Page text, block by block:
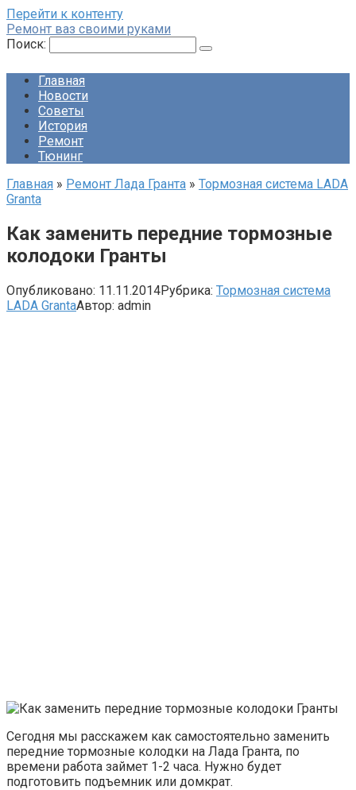
Перейти к контенту
Ремонт ваз своими руками
Поиск:
Главная
Новости
Советы
История
Ремонт
Тюнинг
Главная » Ремонт Лада Гранта » Тормозная система LADA
Granta
Как заменить передние тормозные
колодоки Гранты
Опубликовано: 11.11.2014Рубрика: Тормозная система
LADA GrantaАвтор: admin
Сегодня мы расскажем как самостоятельно заменить
передние тормозные колодки на Лада Гранта, по
времени работа займет 1-2 часа. Нужно будет
подготовить подъемник или домкрат.